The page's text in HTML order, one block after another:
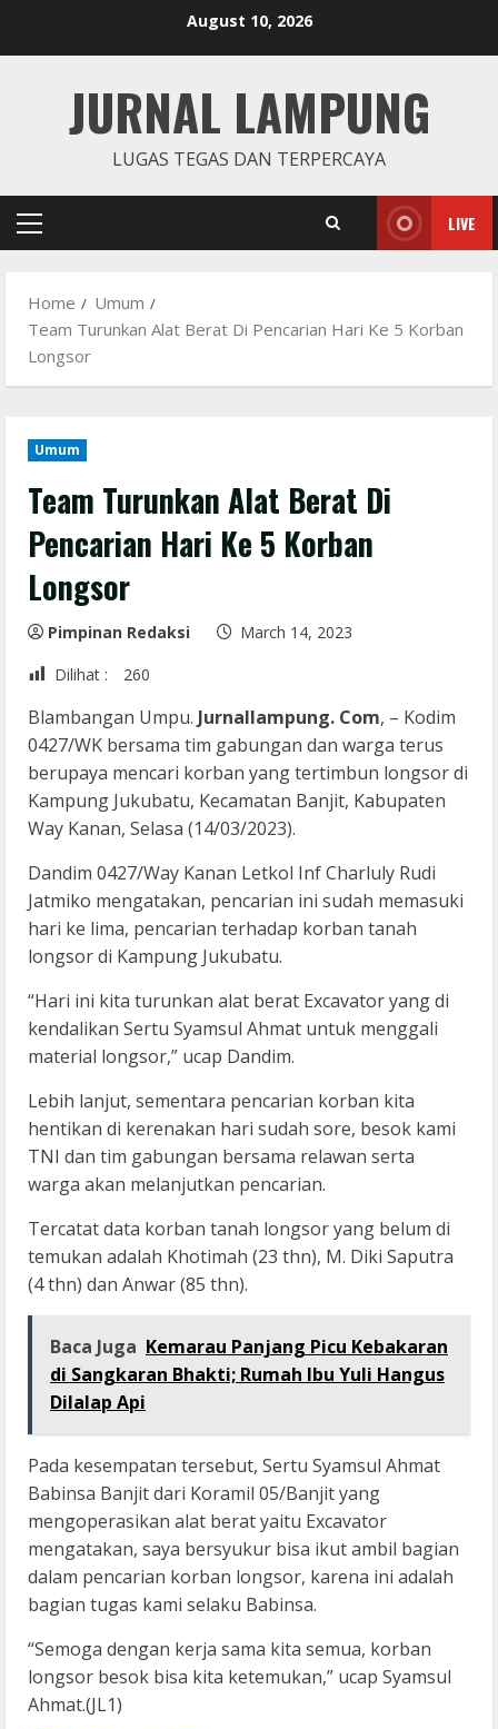
August 10, 2026
JURNAL LAMPUNG
LUGAS TEGAS DAN TERPERCAYA
Primary
LIVE
Home
Umum
Team Turunkan Alat Berat Di Pencarian Hari Ke 5 Korban
Longsor
Umum
Team Turunkan Alat Berat Di
Pencarian Hari Ke 5 Korban
Longsor
Pimpinan Redaksi
March 14, 2023
Dilihat :
260
Blambangan Umpu. Jurnallampung. Com, – Kodim
0427/WK bersama tim gabungan dan warga terus
berupaya mencari korban yang tertimbun longsor di
Kampung Jukubatu, Kecamatan Banjit, Kabupaten
Way Kanan, Selasa (14/03/2023).
Dandim 0427/Way Kanan Letkol Inf Charluly Rudi
Jatmiko mengatakan, pencarian ini sudah memasuki
hari ke lima, pencarian terhadap korban tanah
longsor di Kampung Jukubatu.
“Hari ini kita turunkan alat berat Excavator yang di
kendalikan Sertu Syamsul Ahmat untuk menggali
material longsor,” ucap Dandim.
Lebih lanjut, sementara pencarian korban kita
hentikan di kerenakan hari sudah sore, besok kami
TNI dan tim gabungan bersama relawan serta
warga akan melanjutkan pencarian.
Tercatat data korban tanah longsor yang belum di
temukan adalah Khotimah (23 thn), M. Diki Saputra
(4 thn) dan Anwar (85 thn).
Baca Juga Kemarau Panjang Picu Kebakaran
di Sangkaran Bhakti; Rumah Ibu Yuli Hangus
Dilalap Api
Pada kesempatan tersebut, Sertu Syamsul Ahmat
Babinsa Banjit dari Koramil 05/Banjit yang
mengoperasikan alat berat yaitu Excavator
mengatakan, saya bersyukur bisa ikut ambil bagian
dalam pencarian korban longsor, karena ini adalah
bagian tugas kami selaku Babinsa.
“Semoga dengan kerja sama kita semua, korban
longsor besok bisa kita ketemukan,” ucap Syamsul
Ahmat.(JL1)